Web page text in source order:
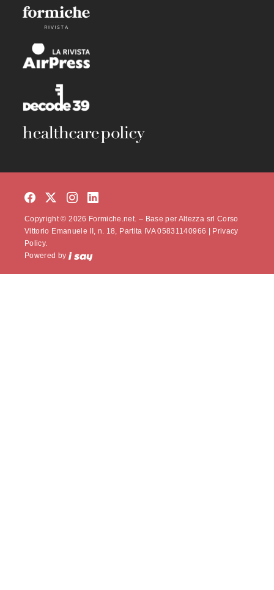
Copyright © 2026 Formiche.net. – Base per Altezza srl Corso
Vittorio Emanuele II, n. 18, Partita IVA 05831140966 |
Privacy
Policy.
Powered by